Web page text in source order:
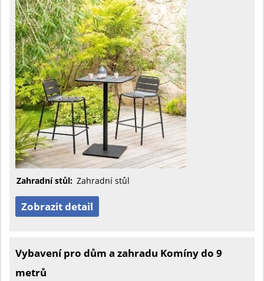
Zahradní stůl: Zahradní stůl
Zobrazit detail
Vybavení pro dům a zahradu Komíny do 9
metrů